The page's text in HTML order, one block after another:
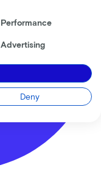
Performance
Advertising
Deny